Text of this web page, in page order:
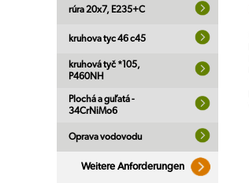
rúra 20x7, E235+C
kruhova tyc 46 c45
kruhová tyč *105,
P460NH
Plochá a guľatá -
34CrNiMo6
Oprava vodovodu
Weitere Anforderungen